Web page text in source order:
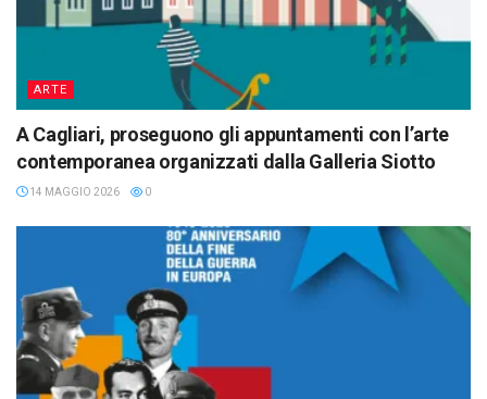
ARTE
A Cagliari, proseguono gli appuntamenti con l’arte
contemporanea organizzati dalla Galleria Siotto
14 MAGGIO 2026 0